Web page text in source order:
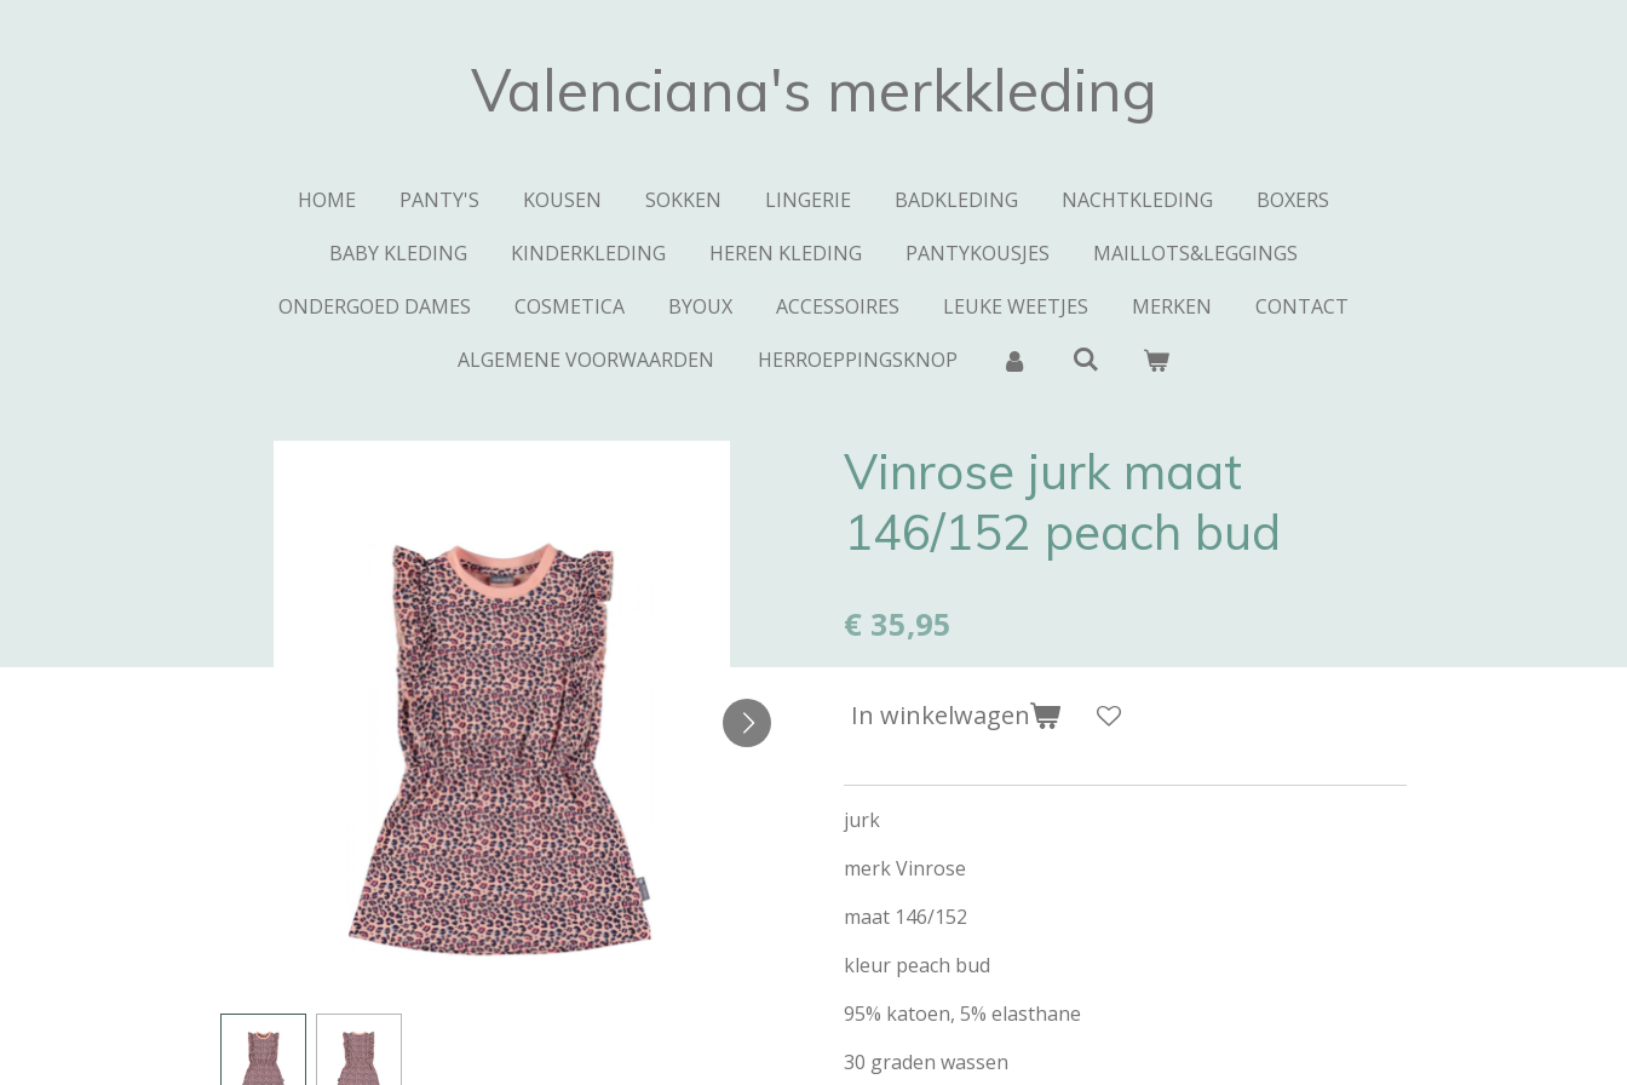
Valenciana's merkkleding
HOME PANTY'S KOUSEN SOKKEN LINGERIE BADKLEDING NACHTKLEDING
BOXERS
BABY KLEDING
KINDERKLEDING HEREN KLEDING PANTYKOUSJES
MAILLOTS&LEGGINGS
ONDERGOED DAMES
COSMETICA BYOUX ACCESSOIRES LEUKE WEETJES MERKEN
CONTACT
ALGEMENE VOORWAARDEN
HERROEPPINGSKNOP
Vinrose jurk maat
146/152 peach bud
€ 35,95
In winkelwagen
jurk
merk Vinrose
maat 146/152
kleur peach bud
95% katoen, 5% elasthane
30 graden wassen